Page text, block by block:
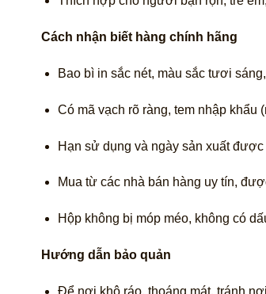
Cách nhận biết hàng chính hãng
Bao bì in sắc nét, màu sắc tươi
Có mã vạch rõ ràng, tem nhập khẩu
Hạn sử dụng và ngày sản xuất
Mua từ các nhà bán hàng uy tín,
Hộp không bị móp méo, không có
Hướng dẫn bảo quản
Để nơi khô ráo, thoáng mát, tránh